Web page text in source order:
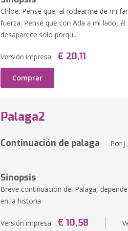
Chloe: Pensé que, al rodearme de mi
fuerza. Pensé que con Ada a mi lado,
desaparece solo porqu...
Versión impresa € 20,11
Comprar
Palaga2
Continuación de palaga Por
Sinopsis
Breve continuación del Palaga,
en la historia
Versión impresa € 10,58